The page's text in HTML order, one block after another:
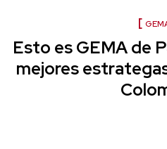
Esto es GEMA de
mejores